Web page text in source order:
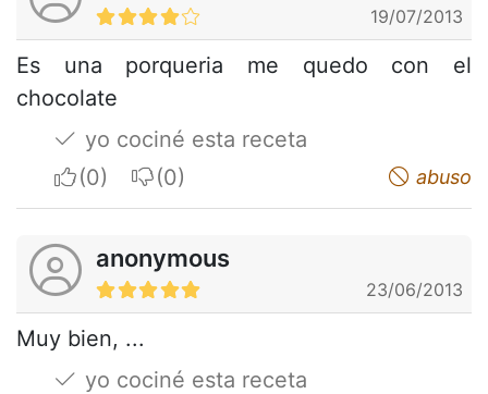
19/07/2013
Es una porqueria me quedo con el
chocolate
yo cociné esta receta
I apreciateI do not appreciate abuso
anonymous
23/06/2013
Muy bien, ...
yo cociné esta receta